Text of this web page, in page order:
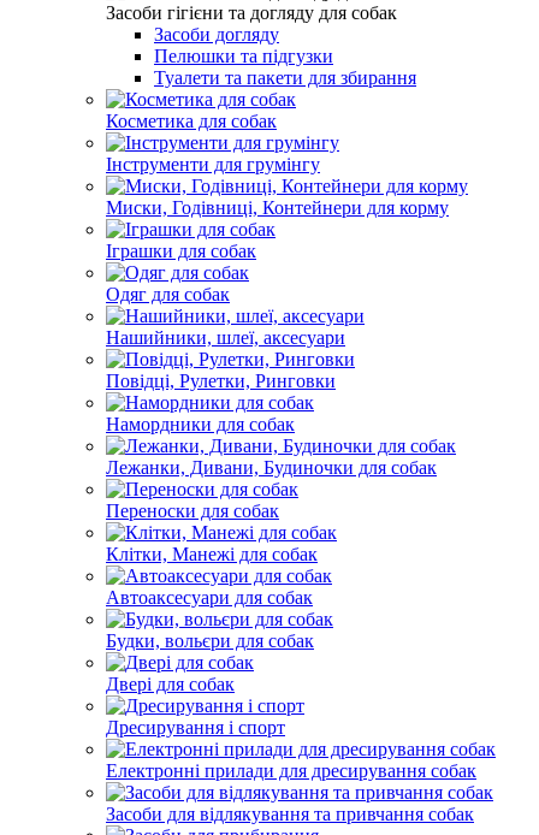
Засоби гігієни та догляду для собак
Засоби догляду
Пелюшки та підгузки
Туалети та пакети для збирання
Косметика для собак
Інструменти для грумінгу
Миски, Годівниці, Контейнери для корму
Іграшки для собак
Одяг для собак
Нашийники, шлеї, аксесуари
Повідці, Рулетки, Ринговки
Намордники для собак
Лежанки, Дивани, Будиночки для собак
Переноски для собак
Клітки, Манежі для собак
Автоаксесуари для собак
Будки, вольєри для собак
Двері для собак
Дресирування і спорт
Електронні прилади для дресирування собак
Засоби для відлякування та привчання собак